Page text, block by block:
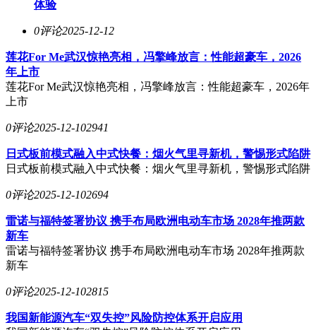
体验
0评论2025-12-12
莲花For Me武汉惊艳亮相，冯擎峰放言：性能超豪车，2026
年上市
莲花For Me武汉惊艳亮相，冯擎峰放言：性能超豪车，2026年
上市
0评论2025-12-102941
日式板前模式融入中式快餐：烟火气里寻新机，警惕形式陷阱
日式板前模式融入中式快餐：烟火气里寻新机，警惕形式陷阱
0评论2025-12-102694
雷诺与福特签署协议 携手布局欧洲电动车市场 2028年推两款
新车
雷诺与福特签署协议 携手布局欧洲电动车市场 2028年推两款
新车
0评论2025-12-102815
我国新能源汽车“双失控”风险防控体系开启应用